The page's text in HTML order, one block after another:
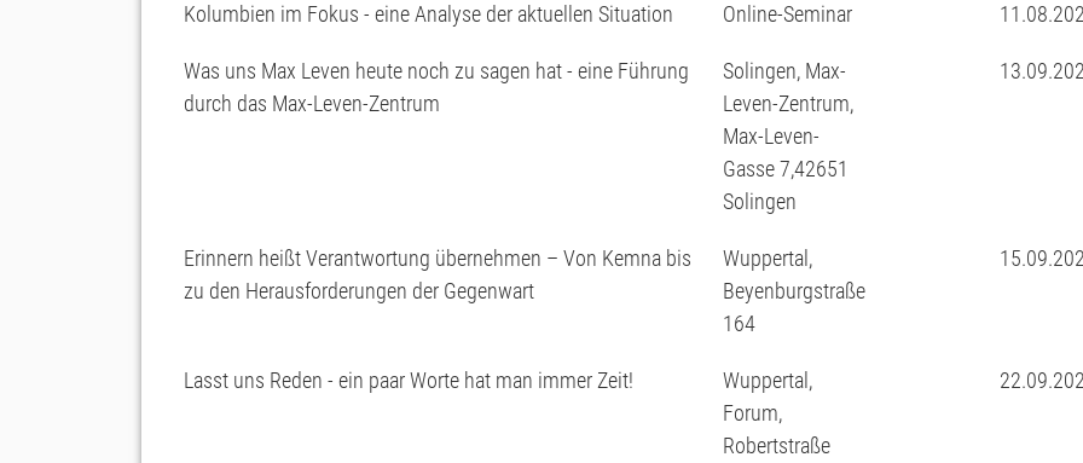
Kolumbien im Fokus - eine Analyse der aktuellen Situation Online-Seminar
Was uns Max Leven heute noch zu sagen hat - eine Führung
durch das Max-Leven-Zentrum
Solingen, Max-
Leven-Zentrum,
Max-Leven-
Gasse 7,42651
Solingen
Erinnern heißt Verantwortung übernehmen – Von Kemna bis
zu den Herausforderungen der Gegenwart
Wuppertal,
Beyenburgstraße
164
Lasst uns Reden - ein paar Worte hat man immer Zeit!
Wuppertal,
Forum,
Robertstraße